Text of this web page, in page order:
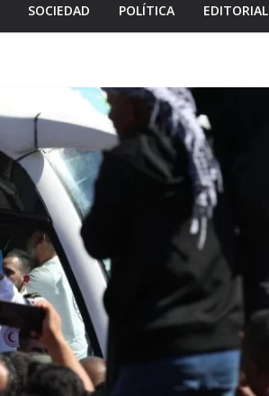
SOCIEDAD POLÍTICA EDITORIAL